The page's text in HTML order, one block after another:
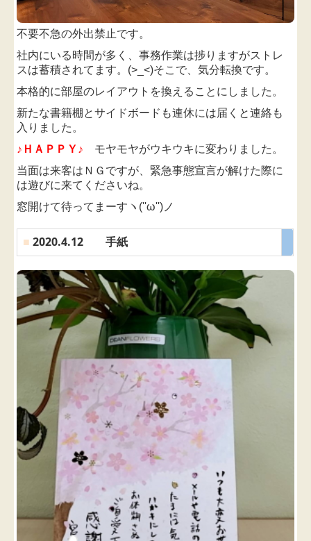
不要不急の外出禁止です。
社内にいる時間が多く、事務作業は捗りますがストレ
スは蓄積されてます。(>_<)そこで、気分転換です。
本格的に部屋のレイアウトを換えることにしました。
新たな書籍棚とサイドボードも連休には届くと連絡も
入りました。
♪ＨＡＰＰＹ♪ モヤモヤがウキウキに変わりました。
当面は来客はＮＧですが、緊急事態宣言が解けた際に
は遊びに来てくださいね。
窓開けて待ってまーすヽ(''ω'')ノ
■ 2020.4.12 手紙